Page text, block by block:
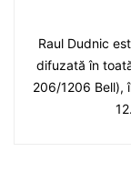
Raul Dudnic
difuzată în
206/1206 Bell),